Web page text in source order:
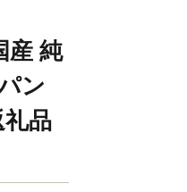
産 純
ン
品